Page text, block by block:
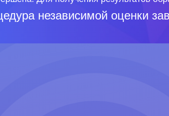
независимой оценки